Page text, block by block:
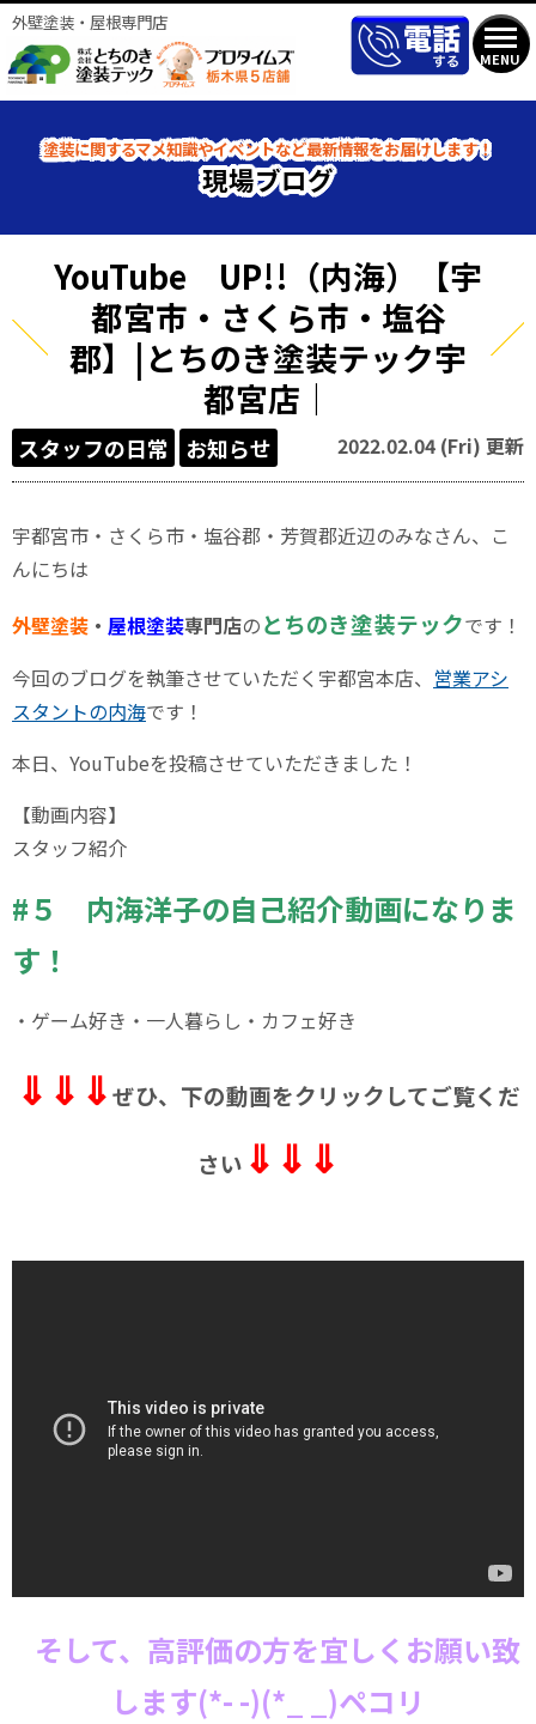
MENU
外壁塗装・屋根専門店
塗装に関するマメ知識やイベントなど最新情報をお届けします！
現場ブログ
YouTube UP!!（内海）【宇
都宮市・さくら市・塩谷
郡】|とちのき塗装テック宇
都宮店｜
スタッフの日常 お知らせ 2022.02.04 (Fri) 更新
宇都宮市・さくら市・塩谷郡・芳賀郡近辺のみなさん、こ
んにちは
外壁塗装 ・ 屋根塗装専門店のとちのき塗装テックです！
今回のブログを執筆させていただく宇都宮本店、 営業アシ
スタントの内海です！
本日、YouTubeを投稿させていただきました！
【動画内容】
スタッフ紹介
#５
内海洋子の自己紹介動画になりま
す！
・ゲーム好き・一人暮らし・カフェ好き
⇓⇓⇓ぜひ、下の動画をクリックしてご覧くだ
さい ⇓⇓⇓
そして、高評価の方を宜しくお願い致
します(*- -)(*_ _)ペコリ